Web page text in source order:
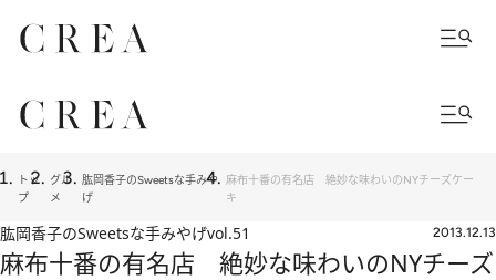
トッ
プ
グル
メ
肱岡香子のSweetsな手みや
げ
麻布十番の有名店 絶妙な味わいのNYチーズケー
キ
肱岡香子のSweetsな手みやげvol.51 2013.12.13
麻布十番の有名店 絶妙な味わいのNYチーズ